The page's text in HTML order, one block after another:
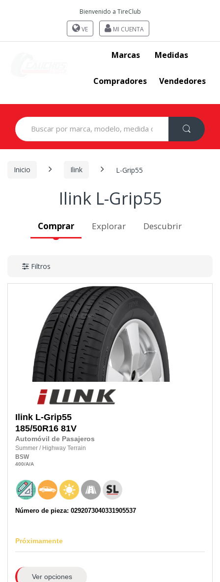
Bienvenido a TireClub
VE MI CUENTA
Marcas Medidas
Compradores Vendedores
Search
for:
Inicio Ilink L-Grip55
Ilink L-Grip55
Comprar Explorar Descubrir
Filtros
Ilink L-Grip55
185/50R16 81V
Automóvil de Pasajeros
Summer / Highway Terrain
BSW
400/A/A
Número de pieza: 0292073040331905537
Próximamente
Ver opciones